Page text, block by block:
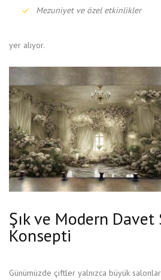
Mezuniyet ve özel etkinlikler
yer alıyor.
Şık ve Modern Davet
Konsepti
Günümüzde çiftler yalnızca büyük